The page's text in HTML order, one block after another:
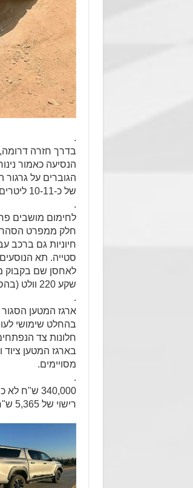
.
הנסיעה כאמור
הגוברים על
של כ-10-11 ליטרים ל-100 ק״מ, נתון סביר בהחלט ביחס לגודל ולכוח.
.
לחימום מושבים
חלק ממפרט
חיוניות גם ברכב
סטייה. תא
לאחסן שם בקבוק
שקע 220 וולט (בהספק 100 W הנמצא בתא המרכזי שבין המושבים), הוא אביזר חשוב.
.
ארגז המטען
בהחלט שימושי
חלונות צד
בארגז המטען
מסויימים.
.
רישוי של 5,365 ש"ח והטנדר המיוצר בתאילנד – שלכם.